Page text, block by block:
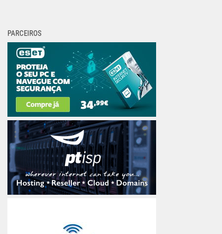
PARCEIROS